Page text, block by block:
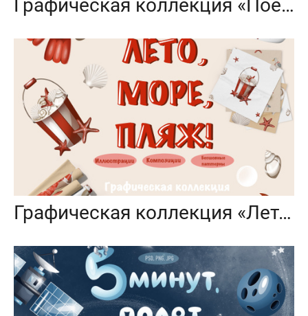
Графическая коллекция «Поехали?»
Графическая коллекция «Лето, море, пляж»